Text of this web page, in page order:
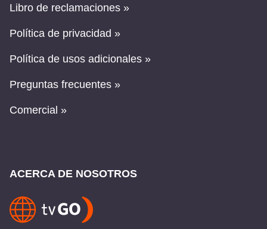
Libro de reclamaciones »
Política de privacidad »
Política de usos adicionales »
Preguntas frecuentes »
Comercial »
ACERCA DE NOSOTROS